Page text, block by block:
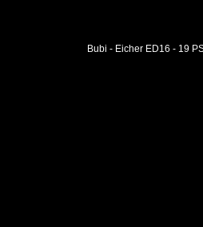
Bubi - Eicher ED16 - 19